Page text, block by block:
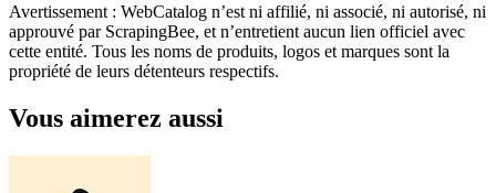
Avertissement : WebCatalog n’est ni affilié, ni associé, ni autorisé, ni
approuvé par ScrapingBee, et n’entretient aucun lien officiel avec
cette entité. Tous les noms de produits, logos et marques sont la
propriété de leurs détenteurs respectifs.
Vous aimerez aussi